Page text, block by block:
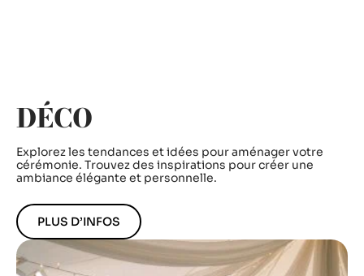
DÉCO
Explorez les tendances et idées pour aménager votre
cérémonie. Trouvez des inspirations pour créer une
ambiance élégante et personnelle.
PLUS D’INFOS